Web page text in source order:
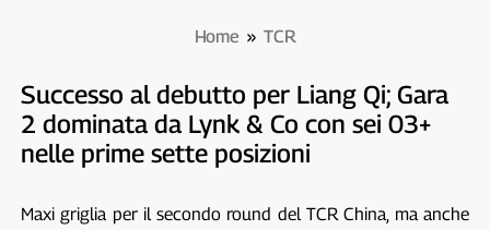
Home »TCR
Successo al debutto per Liang Qi; Gara
2 dominata da Lynk & Co con sei 03+
nelle prime sette posizioni
Maxi griglia per il secondo round del TCR China, ma anche